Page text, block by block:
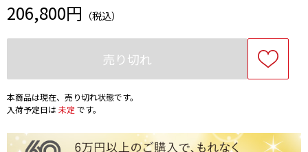
206,800円 （税込）
売り切れ
本商品は現在、売り切れ状態です。
入荷予定日は未定 です。